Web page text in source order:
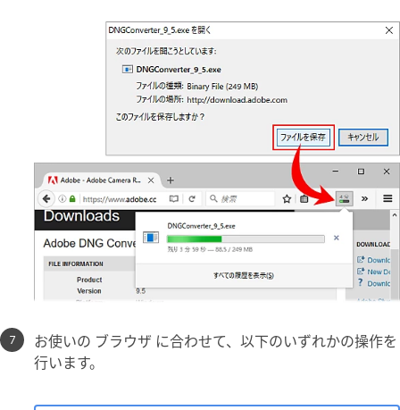
お使いの ブラウザ に合わせて、以下のいずれかの操作を
行います。